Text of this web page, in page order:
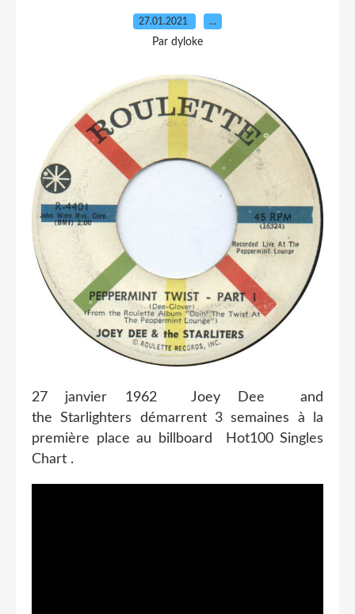
27.01.2021 …
Par dyloke
27 janvier 1962 Joey Dee and
the Starlighters démarrent 3 semaines à la
première place au billboard Hot100 Singles
Chart .